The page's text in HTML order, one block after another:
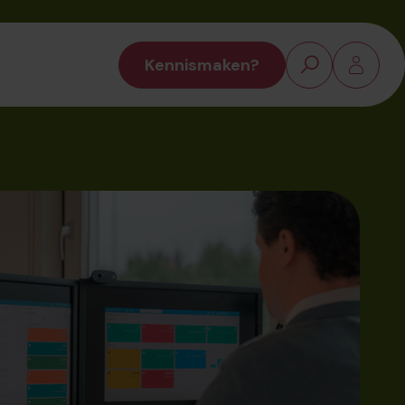
Kennismaken?